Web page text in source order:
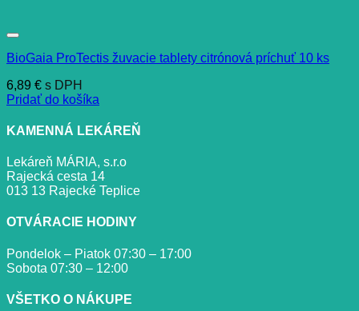
BioGaia ProTectis žuvacie tablety citrónová príchuť 10 ks
6,89 € s DPH
Pridať do košíka
KAMENNÁ LEKÁREŇ
Lekáreň MÁRIA, s.r.o
Rajecká cesta 14
013 13 Rajecké Teplice
OTVÁRACIE HODINY
Pondelok – Piatok 07:30 – 17:00
Sobota 07:30 – 12:00
VŠETKO O NÁKUPE